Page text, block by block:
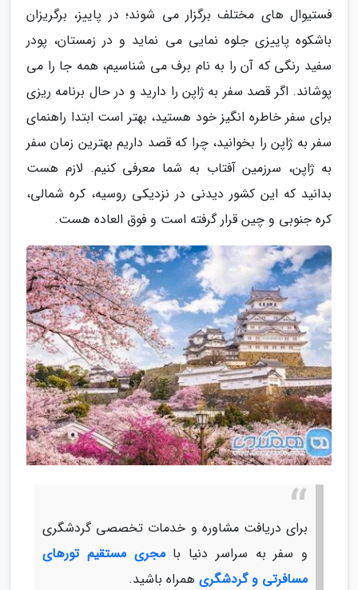
فستیوال های مختلف برگزار می شوند؛ در پاییز، برگریزان
باشکوه پاییزی جلوه نمایی می نماید و در زمستان، پودر
سفید رنگی که آن را به نام برف می شناسیم، همه جا را می
پوشاند. اگر قصد سفر به ژاپن را دارید و در حال برنامه ریزی
برای سفر خاطره انگیز خود هستید، بهتر است ابتدا راهنمای
سفر به ژاپن را بخوانید، چرا که قصد داریم بهترین زمان سفر
به ژاپن، سرزمین آفتاب به شما معرفی کنیم. لازم هست
بدانید که این کشور دیدنی در نزدیکی روسیه، کره شمالی،
کره جنوبی و چین قرار گرفته است و فوق العاده هست.
برای دریافت مشاوره و خدمات تخصصی گردشگری
و سفر به سراسر دنیا بامجری مستقیم تورهای
مسافرتی و گردشگری همراه باشید.